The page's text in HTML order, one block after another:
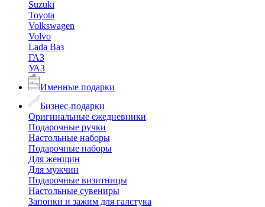
Suzuki
Toyota
Volkswagen
Volvo
Lada Ваз
ГАЗ
УАЗ
Именные подарки
Бизнес-подарки
Оригинальные ежедневники
Подарочные ручки
Настольные наборы
Подарочные наборы
Для женщин
Для мужчин
Подарочные визитницы
Настольные сувениры
Запонки и зажим для галстука